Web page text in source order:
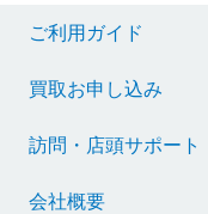
ご利用ガイド
買取お申し込み
訪問・店頭サポート
会社概要